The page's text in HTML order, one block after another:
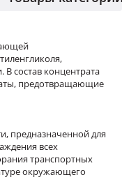
состав концентрата
предотвращающие
предназначенной для
всех
транспортных
окружающего